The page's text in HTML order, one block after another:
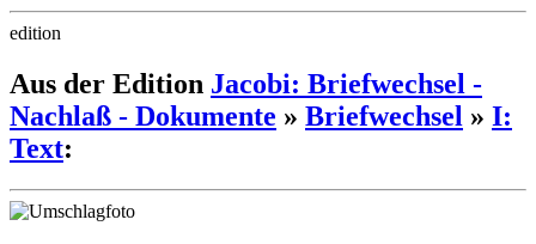
edition
Aus der Edition Jacobi: Briefwechsel -
Nachlaß - Dokumente » Briefwechsel » I:
Text: